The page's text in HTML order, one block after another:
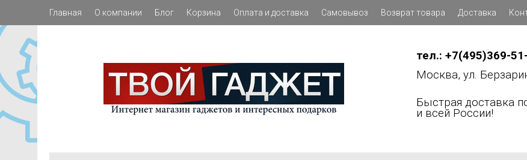
Главная О компании Блог Корзина Оплата и доставка Самовывоз Возврат товара Доставка
тел.: +7(495)369-
Москва, ул.
Быстрая доставка
и всей России!